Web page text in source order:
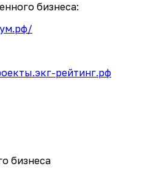
бизнеса:
рейтинг.рф
бизнеса